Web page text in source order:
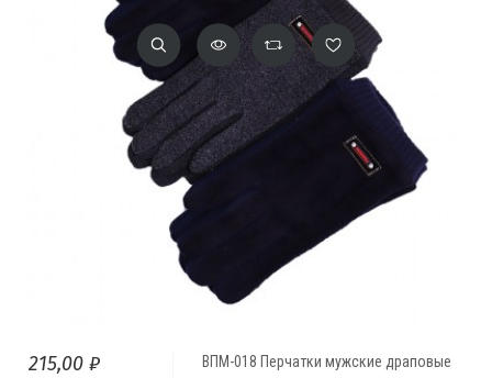
ВПМ-018 Перчатки мужские драповые
215,00 ₽